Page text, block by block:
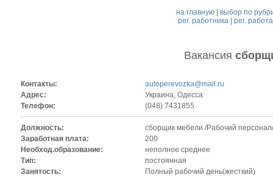
на главную |выбор по
рег. работника| рег.
Вакансия
Контакты:
autoperevozka@mail.ru
Адрес:
Украина, Одесса
Телефон:
(048) 7431855
Должность:
сборщик мебели /Рабочий персонал/
Заработная плата:
200
Необход.образование:
неполное среднее
Тип:
постоянная
Занятость:
Полный рабочий день(жесткий)